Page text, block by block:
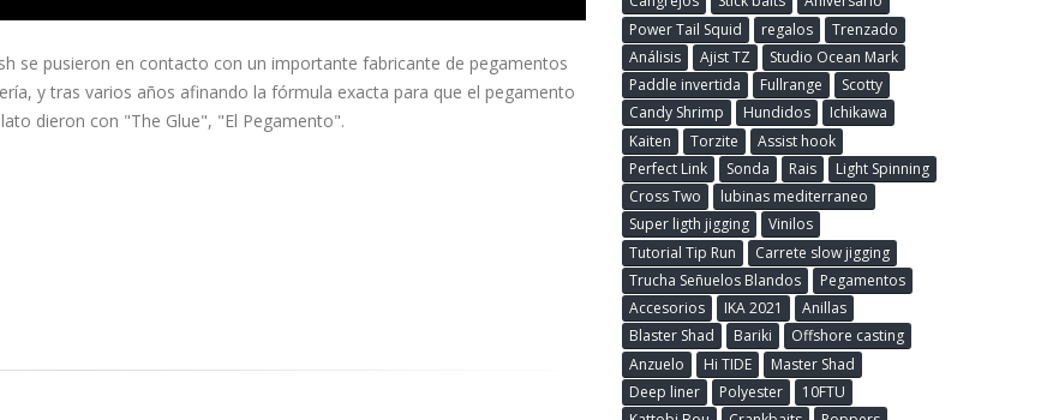
se pusieron en contacto con un importante fabricante de pegamentos
y tras varios años afinando la fórmula exacta para que el pegamento
dieron con "The Glue", "El Pegamento".
Power Tail Squid
regalos
Trenzado
Análisis
Ajist TZ
Studio Ocean Mark
Paddle invertida
Fullrange
Scotty
Candy Shrimp
Hundidos
Ichikawa
Kaiten
Torzite
Assist hook
Perfect Link
Sonda Rais
Light Spinning
Cross Two
lubinas mediterraneo
Super ligth jigging
Vinilos
Tutorial Tip Run
Carrete slow jigging
Trucha Señuelos Blandos
Pegamentos
Accesorios
IKA 2021
Anillas
Blaster Shad
Bariki
Offshore casting
Anzuelo
Hi TIDE
Master Shad
Deep liner
Polyester
10FTU